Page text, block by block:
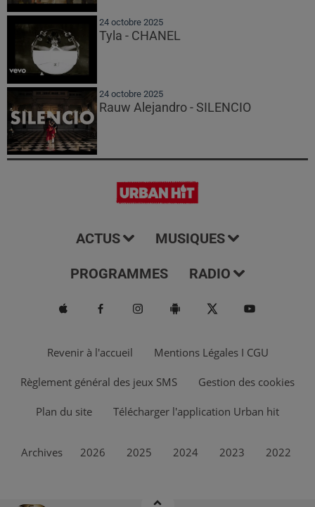
24 octobre 2025
Tyla - CHANEL
24 octobre 2025
Rauw Alejandro - SILENCIO
ACTUS MUSIQUES
PROGRAMMES RADIO
Revenir à l'accueil Mentions Légales I CGU
Règlement général des jeux SMS Gestion des cookies
Plan du site Télécharger l'application Urban hit
Archives 2026 2025 2024 2023 2022